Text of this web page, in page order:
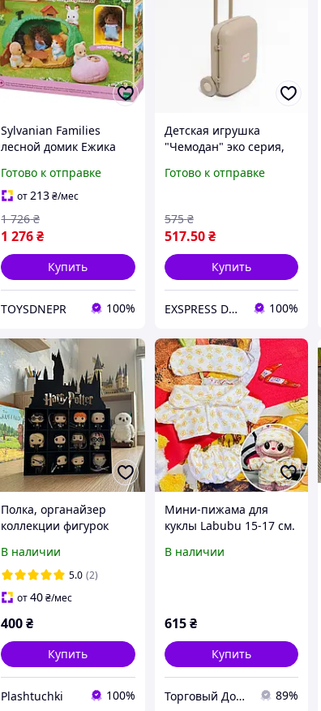
Sylvanian Families
лесной домик Ежика
Готово к отправке
от213₴/мес
1 276₴
1 726 ₴
Купить
TOYSDNEPR 100%
Детская игрушка
"Чемодан" эко серия,
eco
Готово к отправке
517.50 ₴
575 ₴
Купить
EXSPRESS DELIVERY 100%
Полка, органайзер
коллекции фигурок
Поттер kinder joy
В наличии
5.0 (2)
от40₴/мес
400₴
Купить
Plashtuchki 100%
Мини-пижама для
куклы Labubu 15-17 см.
предмета
В наличии
615 ₴
Купить
Торговый Дом Оружия 89%